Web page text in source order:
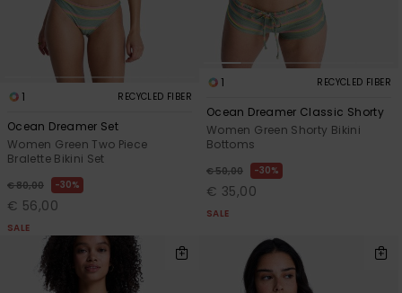
1 RECYCLED FIBER
Ocean Dreamer Set
Women Green Two Piece
Bralette Bikini Set
€ 80,00 30%
€ 56,00
SALE
1 RECYCLED FIBER
Ocean Dreamer Classic Shorty
Women Green Shorty Bikini
Bottoms
€ 50,00 30%
€ 35,00
SALE